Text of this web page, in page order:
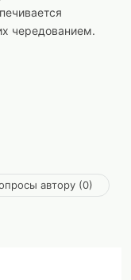
чередованием.
автору (0)